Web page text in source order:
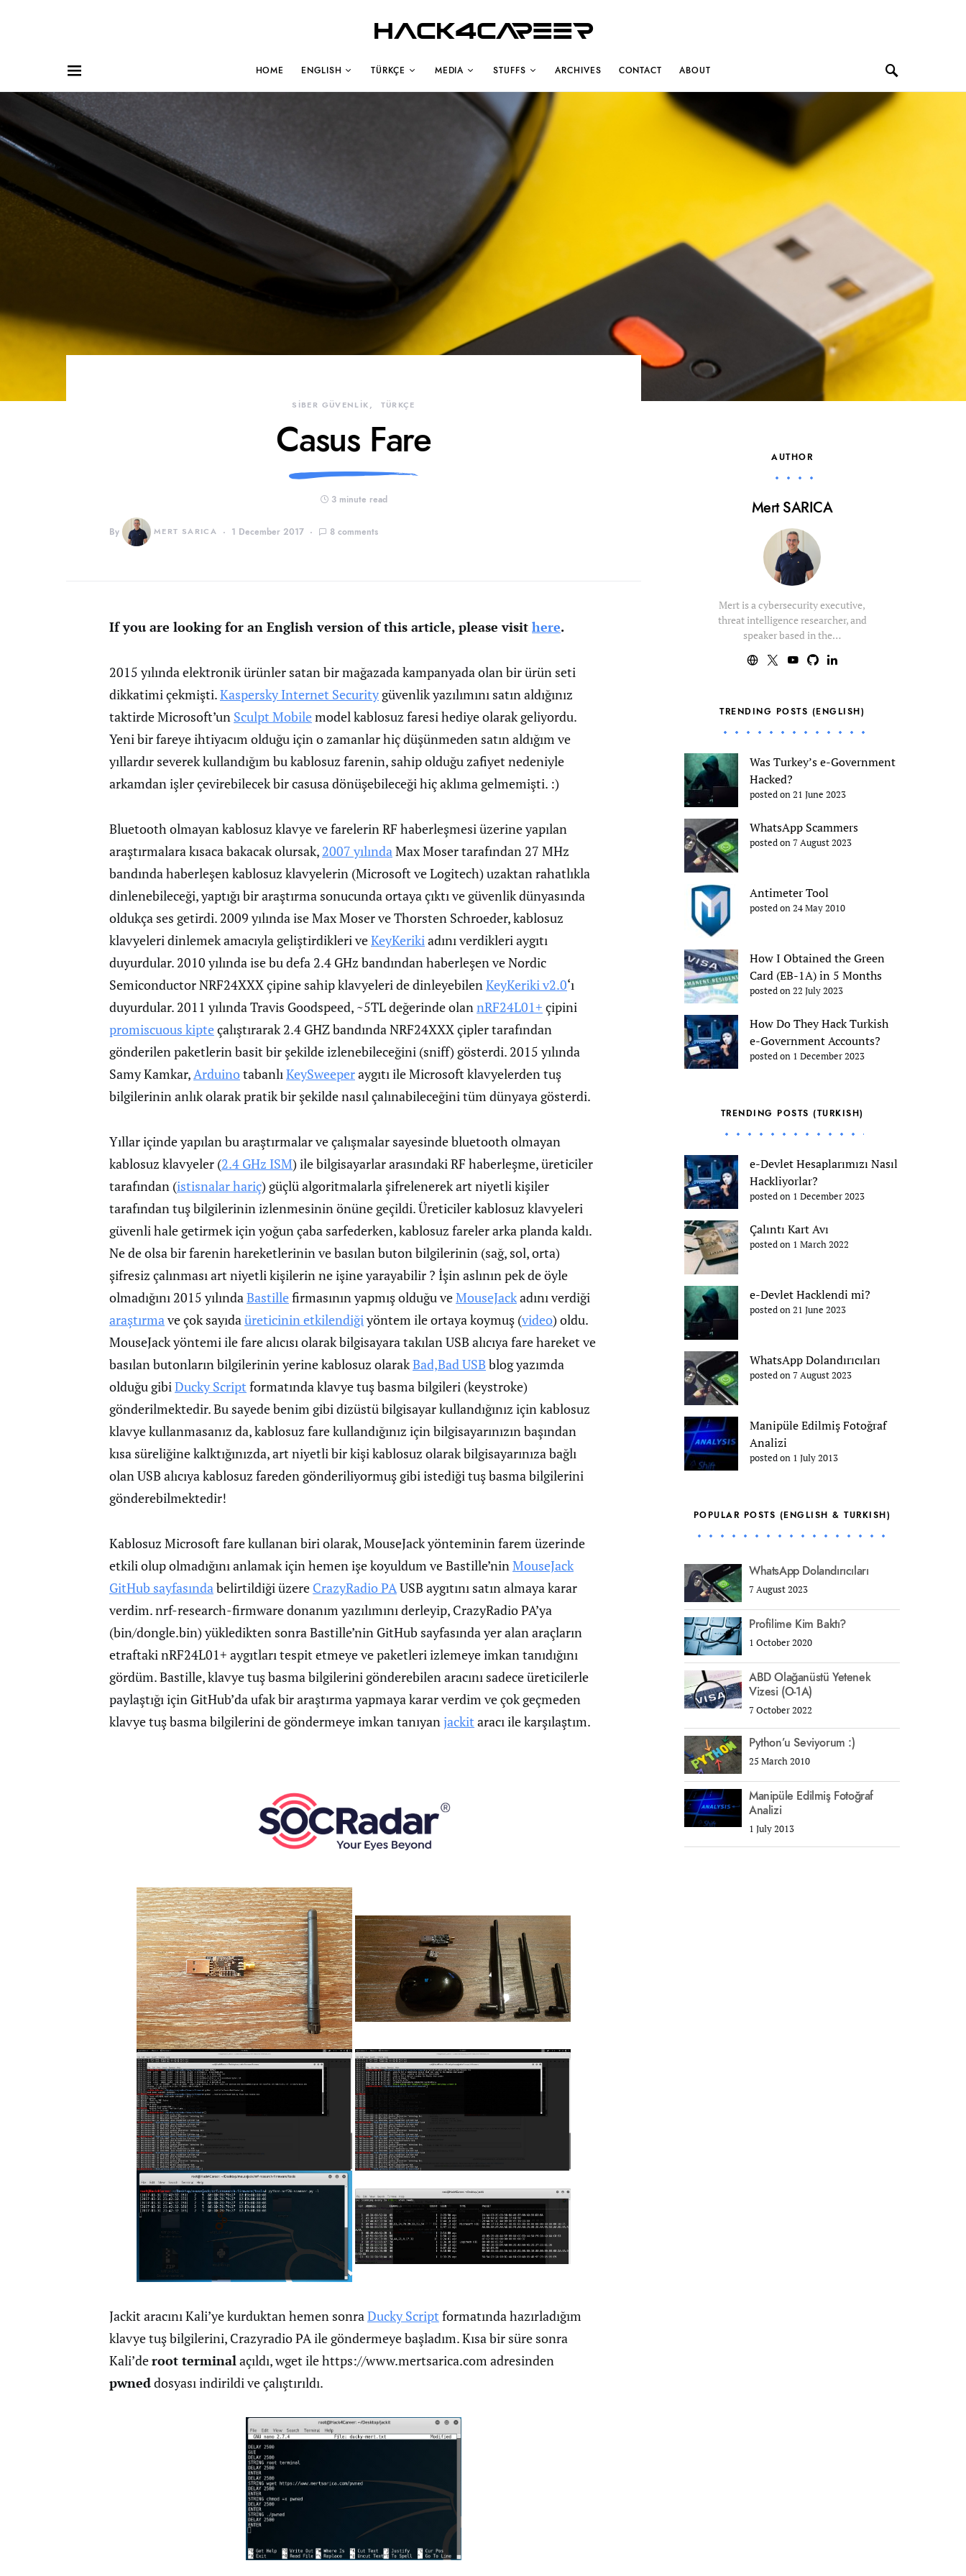
Hack4Career
HOME ENGLISH TÜRKÇE MEDIA STUFFS ARCHIVES CONTACT ABOUT
SİBER GÜVENLİK TÜRKÇE
Casus Fare
3 minute read
By MERT SARICA 1 December 2017 8 comments
If you are looking for an English version of this article, please visit here.
2015 yılında elektronik ürünler satan bir mağazada kampanyada olan bir ürün seti
dikkatimi çekmişti.Kaspersky Internet Securitygüvenlik yazılımını satın aldığınız
taktirde Microsoft’un Sculpt Mobilemodel kablosuz faresi hediye olarak geliyordu.
Yeni bir fareye ihtiyacım olduğu için o zamanlar hiç düşünmeden satın aldığım ve
yıllardır severek kullandığım bu kablosuz farenin, sahip olduğu zafiyet nedeniyle
arkamdan işler çevirebilecek bir casusa dönüşebileceği hiç aklıma gelmemişti. :)
Bluetooth olmayan kablosuz klavye ve farelerin RF haberleşmesi üzerine yapılan
araştırmalara kısaca bakacak olursak, 2007 yılındaMax Moser tarafından 27 MHz
bandında haberleşen kablosuz klavyelerin (Microsoft ve Logitech) uzaktan rahatlıkla
dinlenebileceği, yaptığı bir araştırma sonucunda ortaya çıktı ve güvenlik dünyasında
oldukça ses getirdi. 2009 yılında ise Max Moser ve Thorsten Schroeder, kablosuz
klavyeleri dinlemek amacıyla geliştirdikleri veKeyKerikiadını verdikleri aygıtı
duyurdular. 2010 yılında ise bu defa 2.4 GHz bandından haberleşen ve Nordic
Semiconductor NRF24XXX çipine sahip klavyeleri de dinleyebilenKeyKeriki v2.0‘ı
duyurdular. 2011 yılında Travis Goodspeed, ~5TL değerinde olannRF24L01+ çipini
promiscuous kipteçalıştırarak 2.4 GHZ bandında NRF24XXX çipler tarafından
gönderilen paketlerin basit bir şekilde izlenebileceğini (sniff) gösterdi. 2015 yılında
Samy Kamkar,ArduinotabanlıKeySweeperaygıtı ile Microsoft klavyelerden tuş
bilgilerinin anlık olarak pratik bir şekilde nasıl çalınabileceğini tüm dünyaya gösterdi.
Yıllar içinde yapılan bu araştırmalar ve çalışmalar sayesinde bluetooth olmayan
kablosuz klavyeler (2.4 GHz ISM) ile bilgisayarlar arasındaki RF haberleşme, üreticiler
tarafından (istisnalar hariç) güçlü algoritmalarla şifrelenerek art niyetli kişiler
tarafından tuş bilgilerinin izlenmesinin önüne geçildi. Üreticiler kablosuz klavyeleri
güvenli hale getirmek için yoğun çaba sarfederken, kablosuz fareler arka planda kaldı.
Ne de olsa bir farenin hareketlerinin ve basılan buton bilgilerinin (sağ, sol, orta)
şifresiz çalınması art niyetli kişilerin ne işine yarayabilir ? İşin aslının pek de öyle
olmadığını 2015 yılındaBastillefirmasının yapmış olduğu veMouseJackadını verdiği
araştırmave çok sayıdaüreticinin etkilendiğiyöntem ile ortaya koymuş (video) oldu.
MouseJack yöntemi ile fare alıcısı olarak bilgisayara takılan USB alıcıya fare hareket ve
basılan butonların bilgilerinin yerine kablosuz olarakBad,Bad USB blog yazımda
olduğu gibiDucky Script formatında klavye tuş basma bilgileri (keystroke)
gönderilmektedir. Bu sayede benim gibi dizüstü bilgisayar kullandığınız için kablosuz
klavye kullanmasanız da, kablosuz fare kullandığınız için bilgisayarınızın başından
kısa süreliğine kalktığınızda, art niyetli bir kişi kablosuz olarak bilgisayarınıza bağlı
olan USB alıcıya kablosuz fareden gönderiliyormuş gibi istediği tuş basma bilgilerini
gönderebilmektedir!
Kablosuz Microsoft fare kullanan biri olarak, MouseJack yönteminin farem üzerinde
etkili olup olmadığını anlamak için hemen işe koyuldum ve Bastille’ninMouseJack
GitHub sayfasındabelirtildiği üzere CrazyRadio PAUSB aygıtını satın almaya karar
verdim. nrf-research-firmware donanım yazılımını derleyip, CrazyRadio PA’ya
(bin/dongle.bin) yükledikten sonra Bastille’nin GitHub sayfasında yer alan araçların
etraftaki nRF24L01+ aygıtları tespit etmeye ve paketleri izlemeye imkan tanıdığını
gördüm. Bastille, klavye tuş basma bilgilerini gönderebilen aracını sadece üreticilerle
paylaştığı için GitHub’da ufak bir araştırma yapmaya karar verdim ve çok geçmeden
klavye tuş basma bilgilerini de göndermeye imkan tanıyanjackit aracı ile karşılaştım.
Jackit aracını Kali’ye kurduktan hemen sonra Ducky Script formatında hazırladığım
klavye tuş bilgilerini, Crazyradio PA ile göndermeye başladım. Kısa bir süre sonra
Kali’deroot terminal açıldı, wget ile https://www.mertsarica.com adresinden
pwneddosyası indirildi ve çalıştırıldı.
AUTHOR
Mert SARICA
Mert is a cybersecurity executive,
threat intelligence researcher, and
speaker based in the…
TRENDING POSTS (ENGLISH)
Was Turkey’s e-Government
Hacked?
posted on 21 June 2023
WhatsApp Scammers
posted on 7 August 2023
Antimeter Tool
posted on 24 May 2010
How I Obtained the Green
Card (EB-1A) in 5 Months
posted on 22 July 2023
How Do They Hack Turkish
e-Government Accounts?
posted on 1 December 2023
TRENDING POSTS (TURKISH)
e-Devlet Hesaplarımızı Nasıl
Hackliyorlar?
posted on 1 December 2023
Çalıntı Kart Avı
posted on 1 March 2022
e-Devlet Hacklendi mi?
posted on 21 June 2023
WhatsApp Dolandırıcıları
posted on 7 August 2023
Manipüle Edilmiş Fotoğraf
Analizi
posted on 1 July 2013
POPULAR POSTS (ENGLISH & TURKISH)
WhatsApp Dolandırıcıları
7 August 2023
Profilime Kim Baktı?
1 October 2020
ABD Olağanüstü Yetenek
Vizesi (O-1A)
7 October 2022
Python’u Seviyorum :)
25 March 2010
Manipüle Edilmiş Fotoğraf
Analizi
1 July 2013